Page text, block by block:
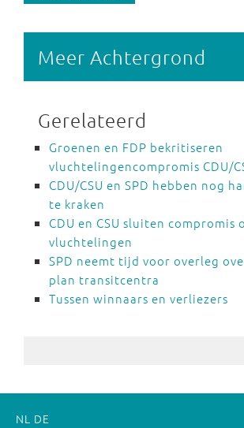
Meer Achtergrond
Gerelateerd
Groenen en FDP bekritiseren
vluchtelingencompromis CDU/
CDU/CSU en SPD hebben nog
te kraken
CDU en CSU sluiten compromis
vluchtelingen
SPD neemt tijd voor overleg
plan transitcentra
Tussen winnaars en verliezers
NL DE